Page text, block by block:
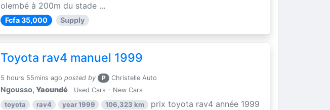
olembé à 200m du stade ...
Fcfa 35,000 Supply
Toyota rav4 manuel 1999
5 hours 55mins ago posted by P Christelle Auto
Ngousso,Yaoundé Used Cars - New Cars
toyota rav4 year 1999 106,323 km
prix toyota rav4 année 1999